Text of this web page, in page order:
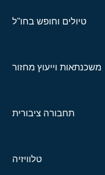
טיולים וחופש בחו"ל
משכנתאות וייעוץ מחזור
תחבורה ציבורית
טלוויזיה